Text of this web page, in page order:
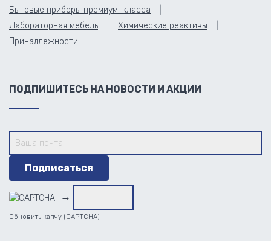
Бытовые приборы премиум-класса
Лабораторная мебель
Химические реактивы
Принадлежности
ПОДПИШИТЕСЬ НА НОВОСТИ И АКЦИИ
→
Обновить капчу (CAPTCHA)